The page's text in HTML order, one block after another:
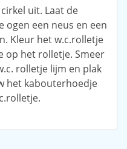
uit. Laat de
een neus en een
Kleur het w.c.rolletje
op het rolletje. Smeer
rolletje lijm en plak
het kabouterhoedje